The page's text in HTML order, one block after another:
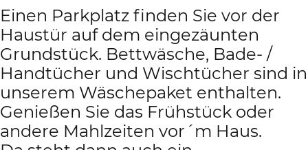
Einen Parkplatz finden Sie vor der
Haustür auf dem eingezäunten
Grundstück. Bettwäsche, Bade- /
Handtücher und Wischtücher sind in
unserem Wäschepaket enthalten.
Genießen Sie das Frühstück oder
andere Mahlzeiten vor´m Haus.